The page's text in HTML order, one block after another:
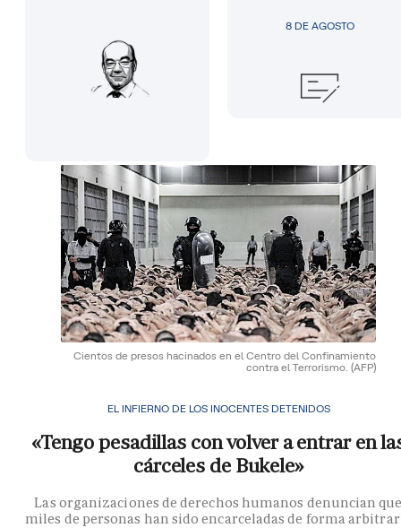
8 DE AGOSTO
Cientos de presos hacinados en el Centro del Confinamiento
contra el Terrorismo. (AFP)
EL INFIERNO DE LOS INOCENTES DETENIDOS
«Tengo pesadillas con volver a entrar en
cárceles de Bukele»
Las organizaciones de derechos humanos denuncian
miles de personas han sido encarceladas de forma